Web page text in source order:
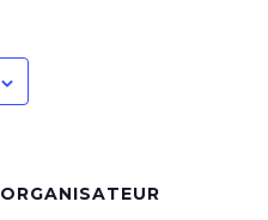
ORGANISATEUR